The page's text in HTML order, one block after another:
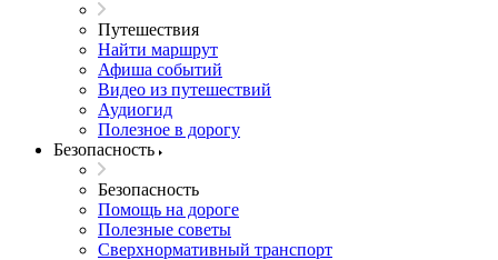
Путешествия
Найти маршрут
Афиша событий
Видео из путешествий
Аудиогид
Полезное в дорогу
Безопасность
Безопасность
Помощь на дороге
Полезные советы
Сверхнормативный транспорт